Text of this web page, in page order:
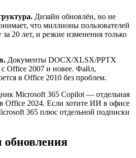
Дизайн обновлён, но не
что миллионы пользователей
20 лет, и резкие изменения только
Документы DOCX/XLSX/PPTX
Office 2007 и новее. Файл,
в Office 2010 без проблем.
Microsoft 365 Copilot — отдельная
Office 2024. Если хотите ИИ в офисе
365 плюс отдельной подписки
обновления